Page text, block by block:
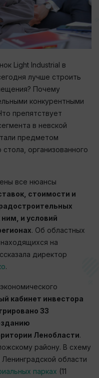
Light Industrial в
лучше строить
Почему
конкурентными
препятствует
в невской
предметом
организованного
все нюансы
стоимости и
и условий
. Об областных
на
директор
.
кабинет инвестора
33
Ленобласти.
району. В схему
области
парках (11